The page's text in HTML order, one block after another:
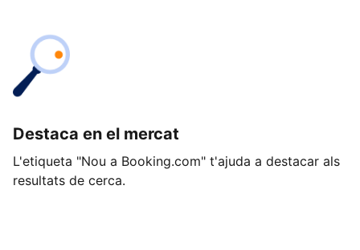
Destaca en el mercat
L'etiqueta "Nou a Booking.com" t'ajuda a destacar als
resultats de cerca.